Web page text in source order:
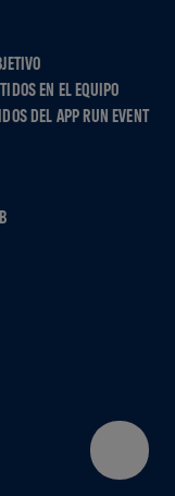
EN EL EQUIPO
DEL APP RUN EVENT